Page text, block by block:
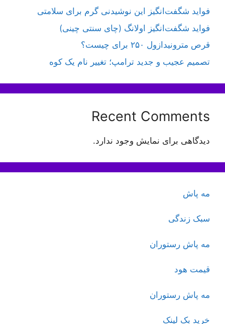
فواید شگفت‌انگیز این نوشیدنی گرم برای سلامتی
فواید شگفت‌انگیز اولانگ (چای سنتی چینی)
قرص مترونیدازول ۲۵۰ برای چیست؟
تصمیم عجیب و جدید ترامپ؛ تغییر نام یک کوه
Recent Comments
دیدگاهی برای نمایش وجود ندارد.
مه پاش
سبک زندگی
مه پاش رستوران
قیمت هود
مه پاش رستوران
خرید بک لینک